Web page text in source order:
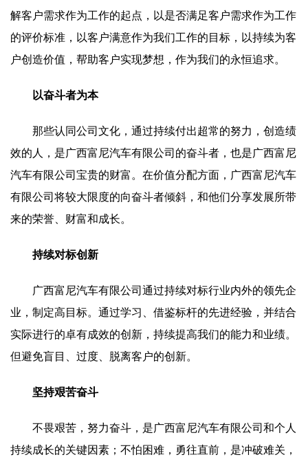
解客户需求作为工作的起点，以是否满足客户需求作为工作
的评价标准，以客户满意作为我们工作的目标，以持续为客
户创造价值，帮助客户实现梦想，作为我们的永恒追求。
以奋斗者为本
那些认同公司文化，通过持续付出超常的努力，创造绩
效的人，是广西富尼汽车有限公司的奋斗者，也是广西富尼
汽车有限公司宝贵的财富。在价值分配方面，广西富尼汽车
有限公司将较大限度的向奋斗者倾斜，和他们分享发展所带
来的荣誉、财富和成长。
持续对标创新
广西富尼汽车有限公司通过持续对标行业内外的领先企
业，制定高目标。通过学习、借鉴标杆的先进经验，并结合
实际进行的卓有成效的创新，持续提高我们的能力和业绩。
但避免盲目、过度、脱离客户的创新。
坚持艰苦奋斗
不畏艰苦，努力奋斗，是广西富尼汽车有限公司和个人
持续成长的关键因素；不怕困难，勇往直前，是冲破难关，